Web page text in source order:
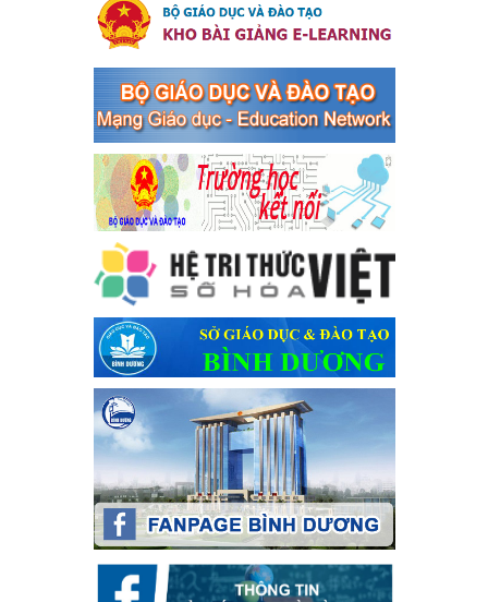
tổ chức đánh bạc và đánh bạc
Kế hoạch thực hiện Chỉ thị số 16/CT-TTg ngày 27/05/2023 của
phạm, vi phạm pháp luật liên quan đến hoạt động tổ chức đánh
bạc và đánh bạc
Ngày ban hành: 04/03/2024
Kế hoạch Tổ chức Hội trại truyền thống học sinh thị xã Bến
Cát Lần thứ VIII, năm học 2023-2024
Kế hoạch Tổ chức Hội trại truyền thống học sinh thị xã Bến Cát
Lần thứ VIII, năm học 2023-2024
Ngày ban hành: 28/12/2023
Phối hợp rà soát nhu cầu tiêm vắc xin phòng Covid 19
Phối hợp rà soát nhu cầu tiêm vắc xin phòng Covid 19
Ngày ban hành: 22/11/2023
Phát động, triển khai Cuộc thi " An toàn giao thông cho nụ
cười ngày mai" dành cho học sinh và giáo viên trung học
năm học 2023-2024
Phát động, triển khai Cuộc thi " An toàn giao thông cho nụ cười
ngày mai" dành cho học sinh và giáo viên trung học năm học
Ngày ban hành: 22/11/2023
Nhắc nhỡ thực hiện thanh toán không dùng tiền mặt các
khoản thu trong nhà trường năm học 2023-2024 và các năm